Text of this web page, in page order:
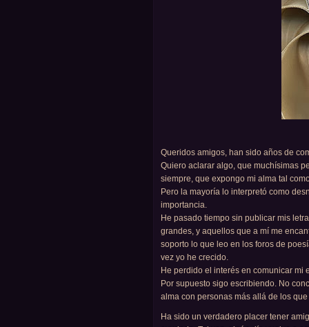
Queridos amigos, han sido años de
Quiero aclarar algo, que muchísimas
siempre, que expongo mi alma tal
Pero la mayoría lo interpretó como
importancia.
He pasado tiempo sin publicar mis
grandes, y aquellos que a mí me
soporto lo que leo en los foros de
vez yo he crecido.
He perdido el interés en comunicar mi
Por supuesto sigo escribiendo. No
alma con personas más allá de los
Ha sido un verdadero placer tener